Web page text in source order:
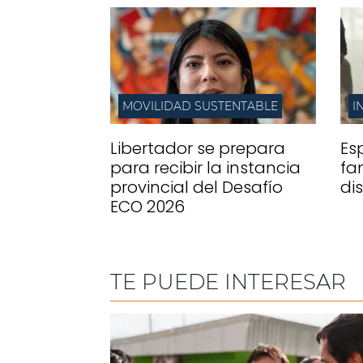
MOVILIDAD SUSTENTABLE
Libertador se prepara
para recibir la instancia
provincial del Desafío
ECO 2026
TE PUEDE INTERESAR